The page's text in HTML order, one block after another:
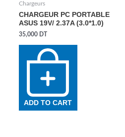
Chargeurs
CHARGEUR PC PORTABLE
ASUS 19V/ 2.37A (3.0*1.0)
35,000 DT
ADD TO CART